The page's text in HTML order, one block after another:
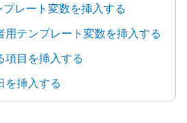
プレート変数を挿入する
用テンプレート変数を挿入する
項目を挿入する
を挿入する